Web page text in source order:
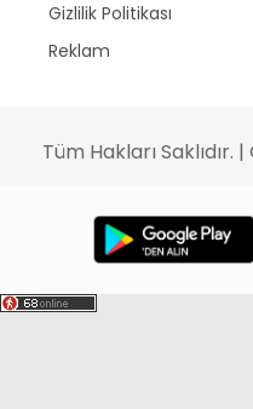
Gizlilik Politikası
Reklam
Tüm Hakları Saklıdır.